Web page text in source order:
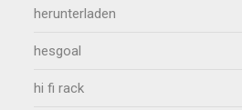
herunterladen
hesgoal
hi fi rack